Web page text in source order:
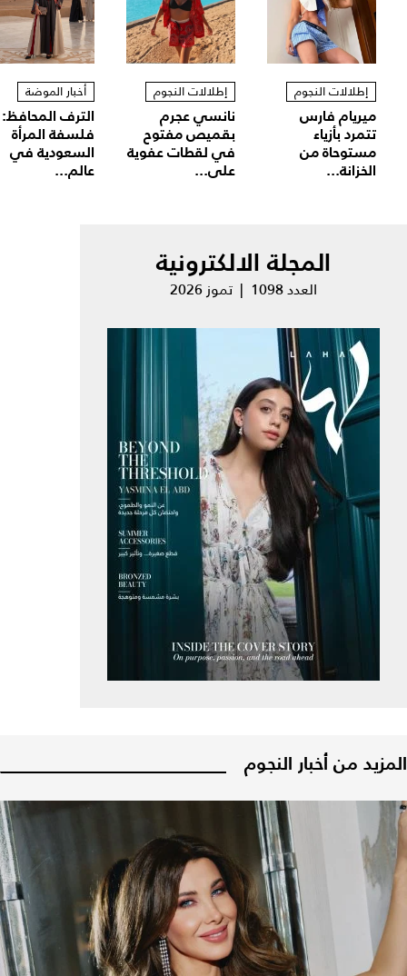
إطلالات النجوم
ميريام فارس
تتمرد بأزياء
مستوحاة من
الخزانة...
إطلالات النجوم
نانسي عجرم
بقميص مفتوح
في لقطات عفوية
على...
أخبار الموضة
الترف المحافظ:
فلسفة المرأة
السعودية في
عالم...
المجلة الالكترونية
العدد 1098 | تموز 2026
المزيد من أخبار النجوم